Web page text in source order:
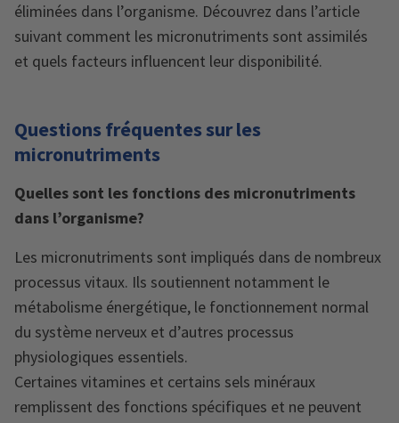
éliminées dans l’organisme. Découvrez dans l’article
suivant comment les micronutriments sont assimilés
et quels facteurs influencent leur disponibilité.
Questions fréquentes sur les
micronutriments
Quelles sont les fonctions des micronutriments
dans l’organisme?
Les micronutriments sont impliqués dans de nombreux
processus vitaux. Ils soutiennent notamment le
métabolisme énergétique, le fonctionnement normal
du système nerveux et d’autres processus
physiologiques essentiels.
Certaines vitamines et certains sels minéraux
remplissent des fonctions spécifiques et ne peuvent